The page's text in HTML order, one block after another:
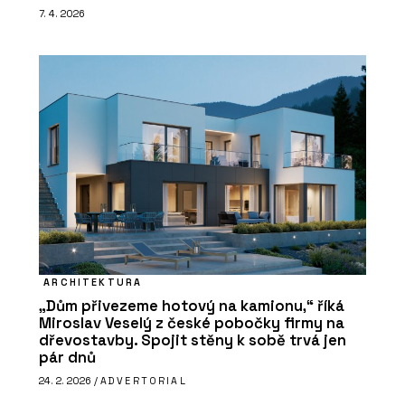
7. 4. 2026
ARCHITEKTURA
„Dům přivezeme hotový na kamionu,“ říká
Miroslav Veselý z české pobočky firmy na
dřevostavby. Spojit stěny k sobě trvá jen
pár dnů
24. 2. 2026 / ADVERTORIAL